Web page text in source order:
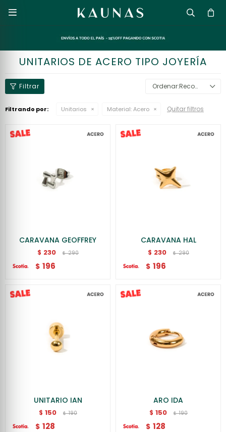

UNITARIOS DE ACERO TIPO JOYERÍA
Recomendados
Filtrando por: Unitarios Material:Acero Quitar filtros
CARAVANA GEOFFREY
$ 230 $ 290
$ 196
CARAVANA HAL
$ 230 $ 290
$ 196
UNITARIO IAN
$ 150 $ 190
$ 128
ARO IDA
$ 150 $ 190
$ 128